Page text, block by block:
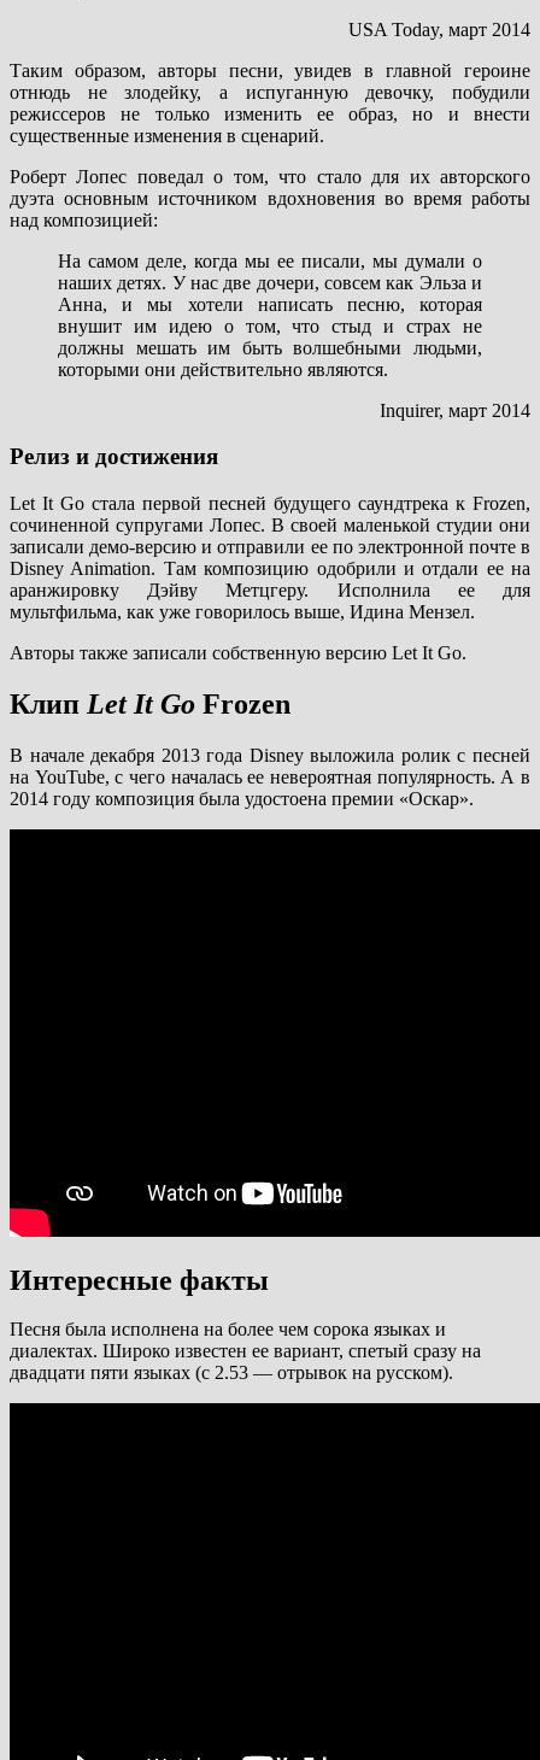
USA Today, март 2014
Таким образом, авторы песни, увидев в главной героине
отнюдь не злодейку, а испуганную девочку, побудили
режиссеров не только изменить ее образ, но и внести
существенные изменения в сценарий.
Роберт Лопес поведал о том, что стало для их авторского
дуэта основным источником вдохновения во время работы
над композицией:
На самом деле, когда мы ее писали, мы думали о
наших детях. У нас две дочери, совсем как Эльза и
Анна, и мы хотели написать песню, которая
внушит им идею о том, что стыд и страх не
должны мешать им быть волшебными людьми,
которыми они действительно являются.
Inquirer, март 2014
Релиз и достижения
Let It Go стала первой песней будущего саундтрека к Frozen,
сочиненной супругами Лопес. В своей маленькой студии они
записали демо-версию и отправили ее по электронной почте в
Disney Animation. Там композицию одобрили и отдали ее на
аранжировку Дэйву Метцгеру. Исполнила ее для
мультфильма, как уже говорилось выше, Идина Мензел.
Авторы также записали собственную версию Let It Go.
Клип Let It Go Frozen
В начале декабря 2013 года Disney выложила ролик с песней
на YouTube, с чего началась ее невероятная популярность. А в
2014 году композиция была удостоена премии «Оскар».
Интересные факты
Песня была исполнена на более чем сорока языках и
диалектах. Широко известен ее вариант, спетый сразу на
двадцати пяти языках (с 2.53 — отрывок на русском).